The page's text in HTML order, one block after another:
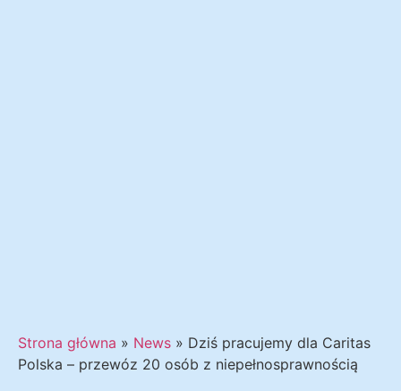
Strona główna » News » Dziś pracujemy dla Caritas
Polska – przewóz 20 osób z niepełnosprawnością